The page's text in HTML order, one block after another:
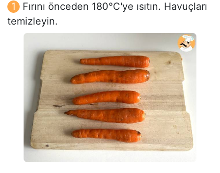
Fırını önceden 180°C'ye ısıtın. Havuçları
temizleyin.